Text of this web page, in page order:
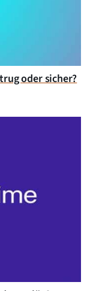
oder sicher?